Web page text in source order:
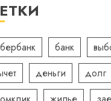
банк
деньги долг